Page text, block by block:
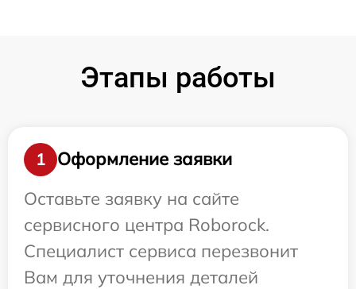
Этапы работы
1
Оформление заявки
Оставьте заявку на сайте
сервисного центра Roborock.
Специалист сервиса перезвонит
Вам для уточнения деталей